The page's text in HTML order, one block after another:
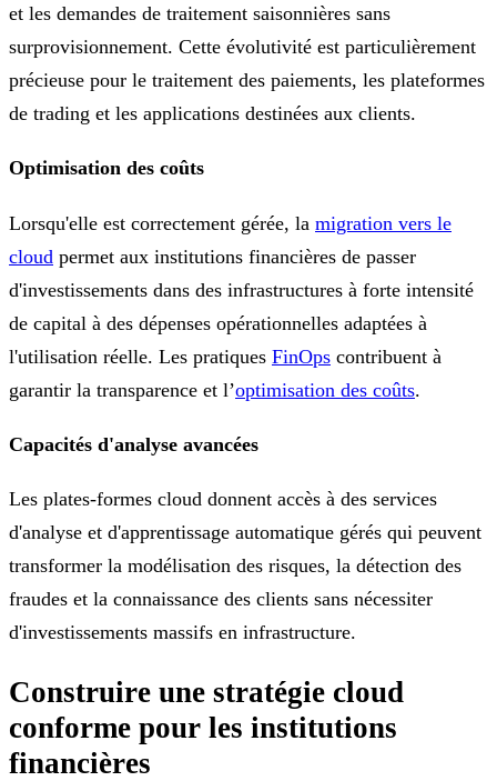
et les demandes de traitement saisonnières sans
surprovisionnement. Cette évolutivité est particulièrement
précieuse pour le traitement des paiements, les plateformes
de trading et les applications destinées aux clients.
Optimisation des coûts
Lorsqu'elle est correctement gérée, la migration vers le
cloud permet aux institutions financières de passer
d'investissements dans des infrastructures à forte intensité
de capital à des dépenses opérationnelles adaptées à
l'utilisation réelle. Les pratiques FinOps contribuent à
garantir la transparence et l’optimisation des coûts.
Capacités d'analyse avancées
Les plates-formes cloud donnent accès à des services
d'analyse et d'apprentissage automatique gérés qui peuvent
transformer la modélisation des risques, la détection des
fraudes et la connaissance des clients sans nécessiter
d'investissements massifs en infrastructure.
Construire une stratégie cloud
conforme pour les institutions
financières